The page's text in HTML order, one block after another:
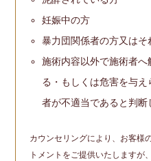
妊娠中の方
暴力団関係者の方又はそ
施術内容以外で施術者
る・もしくは危害を与
者が不適当であると判断
カウンセリングにより、お客様
トメントをご提供いたしますが